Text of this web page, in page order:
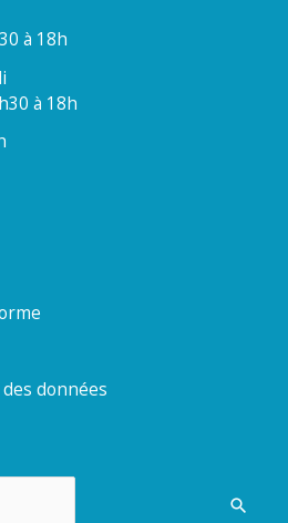
à 18h
à 18h
données